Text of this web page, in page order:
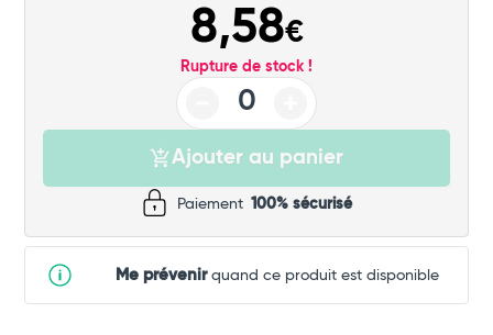
8,58€
Rupture de stock !
Ajouter au panier
Paiement 100% sécurisé
Me prévenirquand ce produit est disponible